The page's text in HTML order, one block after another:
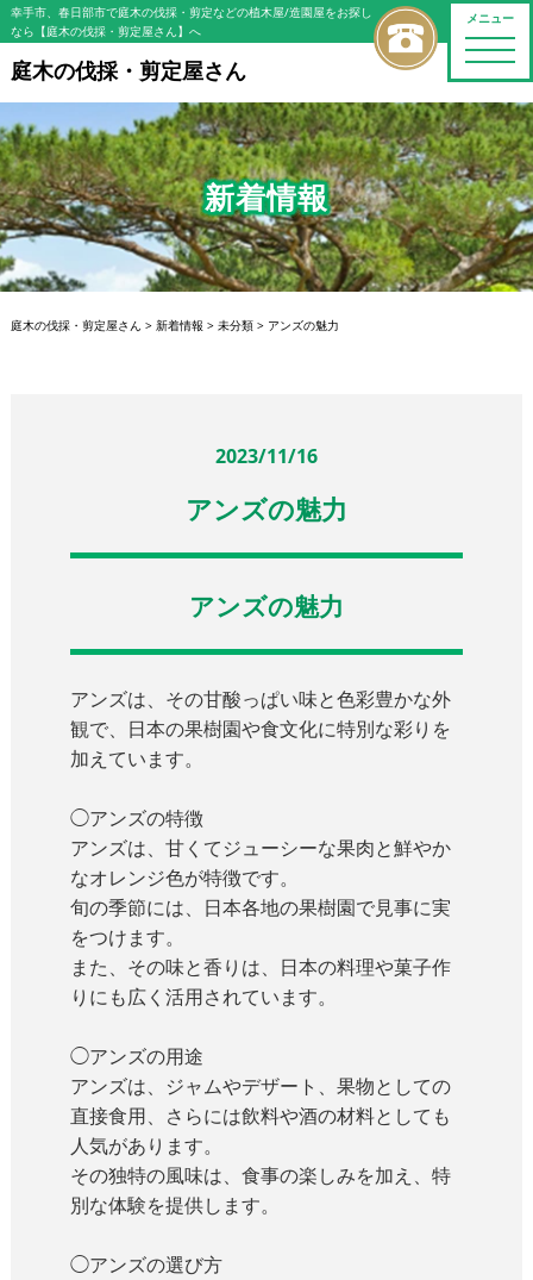
メニュー
toggle
幸手市、春日部市で庭木の伐採・剪定などの植木屋/造園屋をお探し
なら【庭木の伐採・剪定屋さん】へ
庭木の伐採・剪定屋さん
新着情報
庭木の伐採・剪定屋さん > 新着情報 > 未分類> アンズの魅力
2023/11/16
アンズの魅力
アンズの魅力
アンズは、その甘酸っぱい味と色彩豊かな外
観で、日本の果樹園や食文化に特別な彩りを
加えています。
◯アンズの特徴
アンズは、甘くてジューシーな果肉と鮮やか
なオレンジ色が特徴です。
旬の季節には、日本各地の果樹園で見事に実
をつけます。
また、その味と香りは、日本の料理や菓子作
りにも広く活用されています。
◯アンズの用途
アンズは、ジャムやデザート、果物としての
直接食用、さらには飲料や酒の材料としても
人気があります。
その独特の風味は、食事の楽しみを加え、特
別な体験を提供します。
◯アンズの選び方